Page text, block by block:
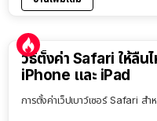
วิธีตั้งค่า Safari ให้ลื่น
iPhone และ iPad
การตั้งค่าเว็ปเบาว์เซอร์ Safari